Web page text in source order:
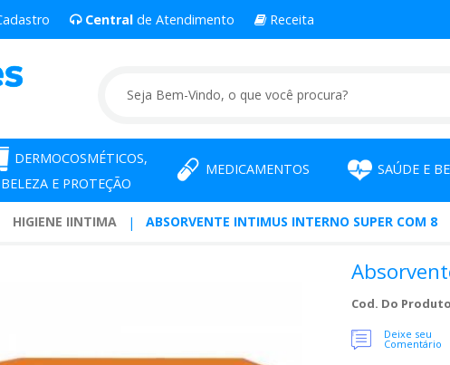
Central de Atendimento Receita
DERMOCOSMÉTICOS,
BELEZA E PROTEÇÃO
MEDICAMENTOS SAÚDE E
HIGIENE IINTIMA ABSORVENTE INTIMUS INTERNO SUPER COM 8
Cod. Do
Deixe seu
Comentário